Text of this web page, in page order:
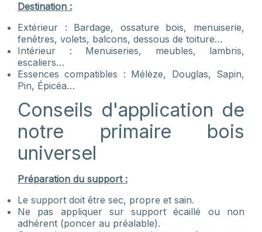
Destination :
Extérieur : Bardage, ossature bois, menuiserie,
fenêtres, volets, balcons, dessous de toiture…
Intérieur : Menuiseries, meubles, lambris,
escaliers…
Essences compatibles : Mélèze, Douglas, Sapin,
Pin, Épicéa…
Conseils d'application de
notre primaire bois
universel
Préparation du support :
Le support doit être sec, propre et sain.
Ne pas appliquer sur support écaillé ou non
adhérent (poncer au préalable).